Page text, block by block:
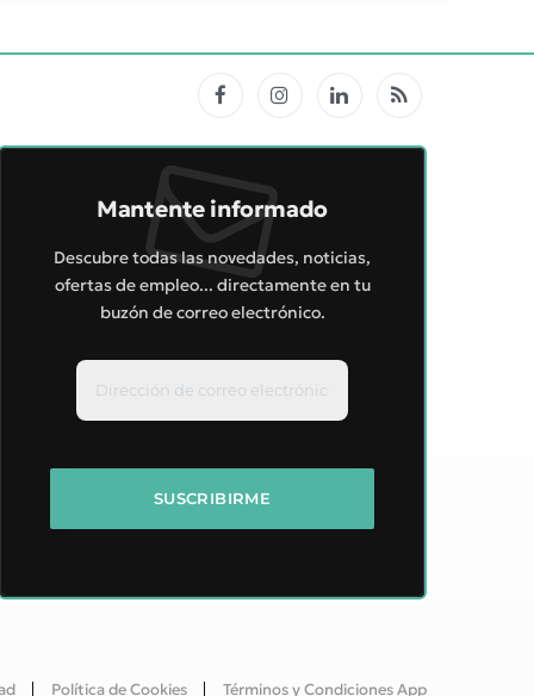
FacebookInstagramLinkedInRSS
Mantente informado
Descubre todas las novedades, noticias,
ofertas de empleo... directamente en tu
buzón de correo electrónico.
Política de Cookies Términos y Condiciones App